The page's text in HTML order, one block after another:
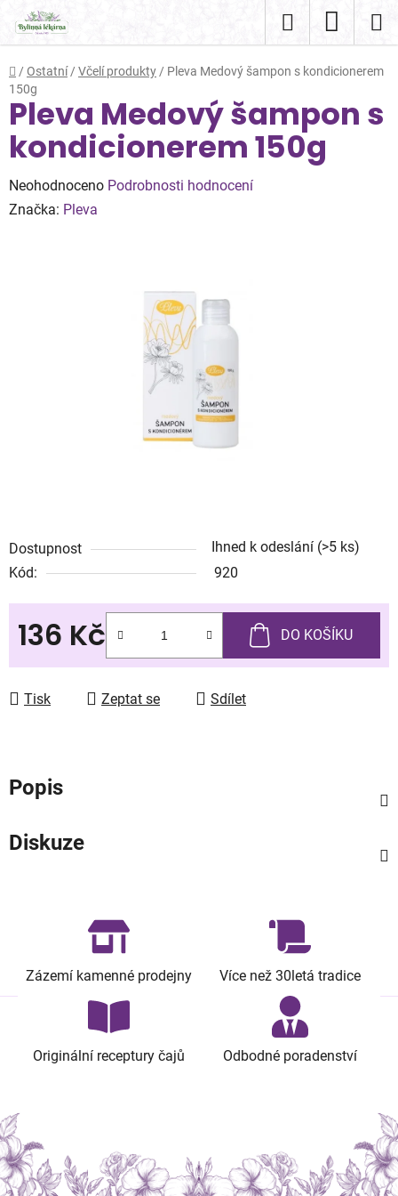
obsah
Hledat
KOŠÍK
Domů
/ Ostatní / Včelí produkty / Pleva Medový šampon s kondicionerem
150g
Dostupnost Ihned k odeslání (>5 ks)
Kód:
920
136 Kč DO KOŠÍKU
Tisk Zeptat se Sdílet
Pleva Medový šampon s
kondicionerem 150g
Průměrné
hodnocení
Neohodnoceno Podrobnosti hodnocení
Značka: Pleva
Popis
Diskuze
Zázemí kamenné prodejny Více než 30letá tradice
Originální receptury čajů Odbodné poradenství